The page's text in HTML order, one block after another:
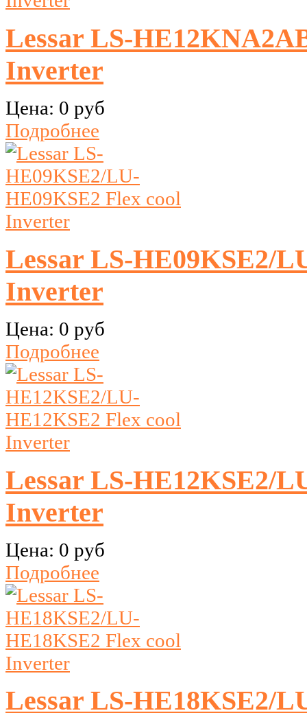
Lessar LS-
Inverter
Цена: 0 руб
Подробнее
Lessar LS-HE09KSE2/
Inverter
Цена: 0 руб
Подробнее
Lessar LS-HE12KSE2/
Inverter
Цена: 0 руб
Подробнее
Lessar LS-HE18KSE2/